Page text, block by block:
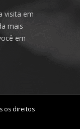
visita em
mais
em
os direitos